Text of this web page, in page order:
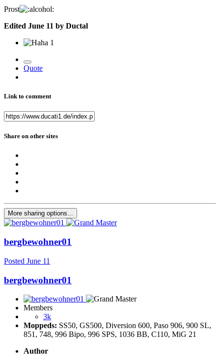
Prost
Edited June 11 by Ductal
1
Quote
Link to comment
Share on other sites
More sharing options...
bergbewohner01
Posted June 11
bergbewohner01
Members
3k
Moppeds: SS50, GS500, Diversion 600, Paso 906, 900 SL,
851, 748, 996 Bipo, 996 SPS, 1036 BB, C110, MiG 21
Author